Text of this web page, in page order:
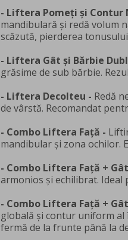
- Liftera Pomeți și Contur
mandibulară și redă volum
scăzută, pierderea
- Liftera Gât și Bărbie
grăsime de sub bărbie.
- Liftera Decolteu - Redă
de vârstă. Recomandat
- Combo Liftera Față -
mandibular și zona ochilor.
- Combo Liftera Față +
armonios și echilibrat. Ideal
- Combo Liftera Față +
globală și contur uniform al
fermă de la frunte până la